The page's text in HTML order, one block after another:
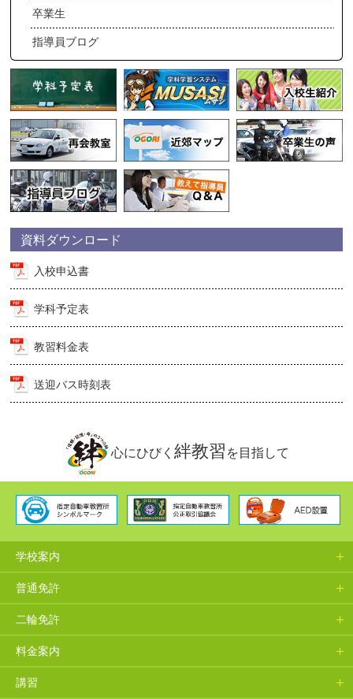
卒業生
指導員ブログ
資料ダウンロード
入校申込書
学科予定表
教習料金表
送迎バス時刻表
心にひびく 絆教習 を目指して
学校案内
普通免許
二輪免許
料金案内
講習